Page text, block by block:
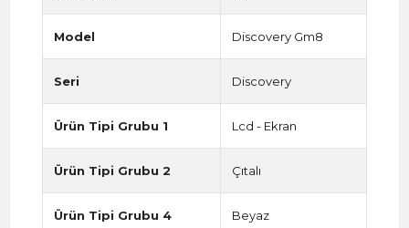
Model Discovery Gm8
Seri Discovery
Ürün Tipi Grubu 1 Lcd - Ekran
Ürün Tipi Grubu 2 Çıtalı
Ürün Tipi Grubu 4 Beyaz